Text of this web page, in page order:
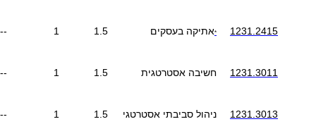
1231.2415
*אתיקה בעסקים 1.5
1
--
1231.3011 חשיבה אסטרטגית 1.5
1
--
1231.3013 ניהול סביבתי אסטרטגי 1.5
1
--